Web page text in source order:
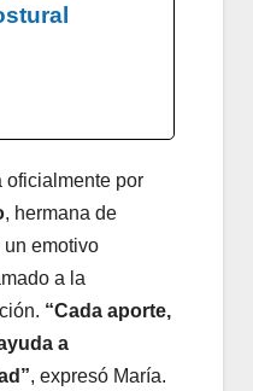
oficialmente por
, hermana de
emotivo
a la
“Cada aporte,
a
, expresó María.